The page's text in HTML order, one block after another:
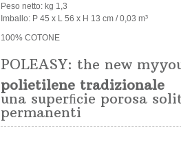
Peso netto: kg 1,3
Imballo: P 45 x L 56 x H 13 cm / 0,03 m³
100% COTONE
POLEASY: the new
polietilene tradizionale
una superﬁcie porosa
permanenti